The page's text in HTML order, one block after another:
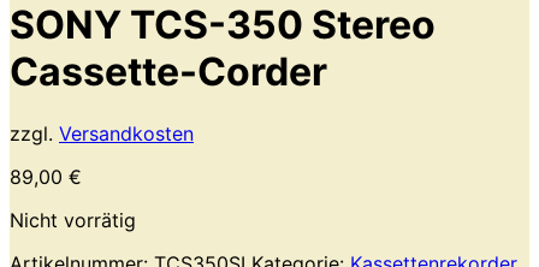
SONY TCS-350 Stereo
Cassette-Corder
zzgl. Versandkosten
89,00 €
Nicht vorrätig